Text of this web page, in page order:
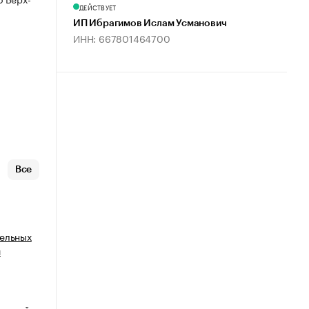
Все
ДЕЙСТВУЕТ
ИП Ибрагимов Ислам Усманович
ИНН: 667801464700